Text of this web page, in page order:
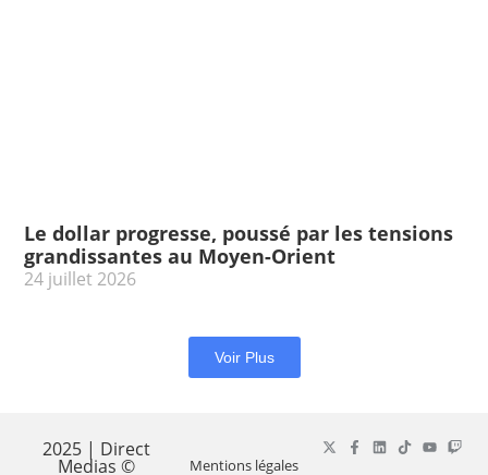
Le dollar progresse, poussé par les tensions
grandissantes au Moyen-Orient
24 juillet 2026
Voir Plus
2025 | Direct
Medias © Mentions légales